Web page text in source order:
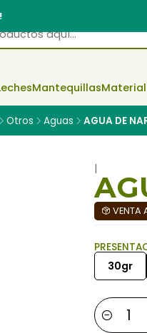
Mantequillas
Otros Aguas AGUA DE
|
VENTA
30gr
Cantidad